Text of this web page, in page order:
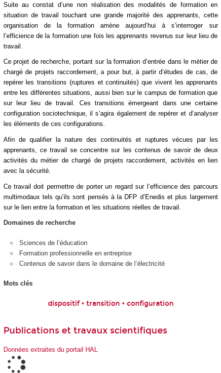
Suite au constat d’une non réalisation des modalités de formation en
situation de travail touchant une grande majorité des apprenants, cette
organisation de la formation amène aujourd’hui à s’interroger sur
l’efficience de la formation une fois les apprenants revenus sur leur lieu de
travail.
Ce projet de recherche, portant sur la formation d’entrée dans le métier de
chargé de projets raccordement, a pour but, à partir d’études de cas, de
repérer les transitions (ruptures et continuités) que vivent les apprenants
entre les différentes situations, aussi bien sur le campus de formation que
sur leur lieu de travail. Ces transitions émergeant dans une certaine
configuration sociotechnique, il s’agira également de repérer et d’analyser
les éléments de ces configurations.
Afin de qualifier la nature des continuités et ruptures vécues par les
apprenants, ce travail se concentre sur les contenus de savoir de deux
activités du métier de chargé de projets raccordement, activités en lien
avec la sécurité.
Ce travail doit permettre de porter un regard sur l’efficience des parcours
multimodaux tels qu’ils sont pensés à la DFP d’Enedis et plus largement
sur le lien entre la formation et les situations réelles de travail.
Domaines de recherche
Sciences de l’éducation
Formation professionnelle en entreprise
Contenus de savoir dans le domaine de l’électricité
Mots clés
dispositif • transition • configuration
Publications et travaux scientifiques
Données extraites du portail HAL